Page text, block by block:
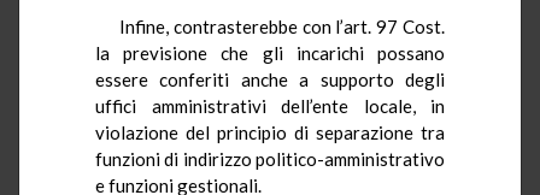
Infine, contrasterebbe con l’art. 97 Cost.
la previsione che gli incarichi possano
essere conferiti anche a supporto degli
uffici amministrativi dell’ente locale, in
violazione del principio di separazione tra
funzioni di indirizzo politico-amministrativo
e funzioni gestionali.